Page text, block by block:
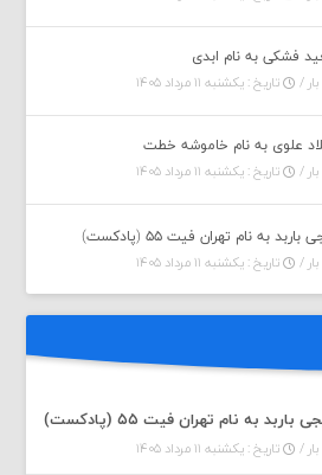
فشکی به نام ابدی
تاریخ : یکشنبه ۱۱ مرداد ۱۴۰۵
علوی به نام خاموشه خطت
تاریخ : یکشنبه ۱۱ مرداد ۱۴۰۵
به نام تهران فیت ۵۵ (پادکست)
تاریخ : یکشنبه ۱۱ مرداد ۱۴۰۵
به نام تهران فیت ۵۵ (پادکست)
تاریخ : یکشنبه ۱۱ مرداد ۱۴۰۵